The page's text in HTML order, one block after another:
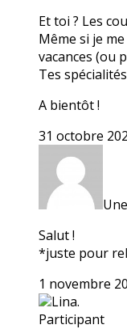
Et toi ? Les
Même si je
vacances (ou
Tes
A bientôt !
31 octobre
Salut !
*juste pour
1 novembre
Lina.
Participant